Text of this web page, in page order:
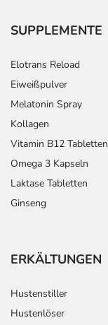
SUPPLEMENTE
Elotrans Reload
Eiweißpulver
Melatonin Spray
Kollagen
Vitamin B12 Tabletten
Omega 3 Kapseln
Laktase Tabletten
Ginseng
ERKÄLTUNGEN
Hustenstiller
Hustenlöser